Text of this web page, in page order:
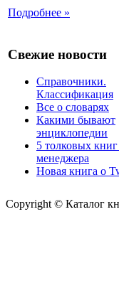
Подробнее »
Свежие новости
Справочники.
Классификация
Все о словарях
Какими бывают
энциклопедии
5 толковых
менеджера
Новая книга о
Copyright © Каталог